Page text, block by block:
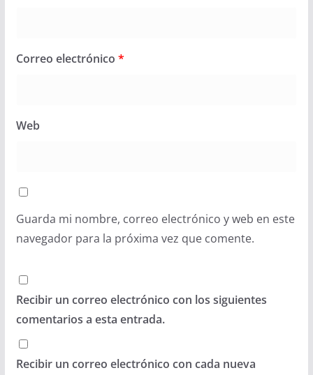
Correo electrónico *
Web
Guarda mi nombre, correo electrónico y web en este
navegador para la próxima vez que comente.
Recibir un correo electrónico con los siguientes
comentarios a esta entrada.
Recibir un correo electrónico con cada nueva